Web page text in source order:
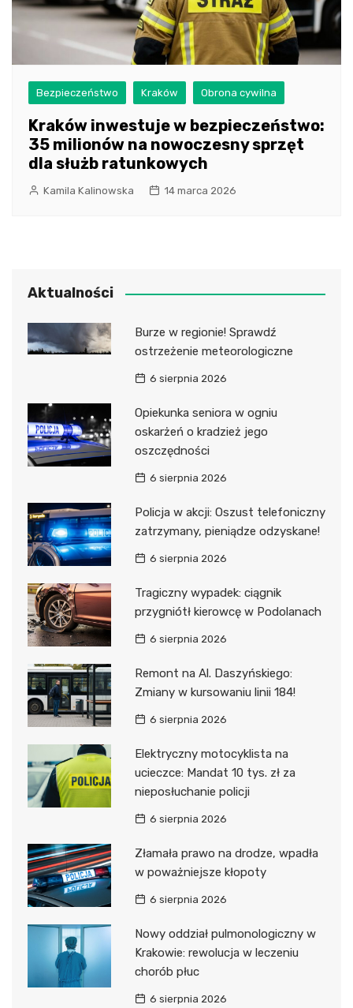
Bezpieczeństwo Kraków Obrona cywilna
Kraków inwestuje w bezpieczeństwo:
35 milionów na nowoczesny sprzęt
dla służb ratunkowych
Kamila Kalinowska 14 marca 2026
Aktualności
Burze w regionie! Sprawdź
ostrzeżenie meteorologiczne
6 sierpnia 2026
Opiekunka seniora w ogniu
oskarżeń o kradzież jego
oszczędności
6 sierpnia 2026
Policja w akcji: Oszust telefoniczny
zatrzymany, pieniądze odzyskane!
6 sierpnia 2026
Tragiczny wypadek: ciągnik
przygniótł kierowcę w Podolanach
6 sierpnia 2026
Remont na Al. Daszyńskiego:
Zmiany w kursowaniu linii 184!
6 sierpnia 2026
Elektryczny motocyklista na
ucieczce: Mandat 10 tys. zł za
nieposłuchanie policji
6 sierpnia 2026
Złamała prawo na drodze, wpadła
w poważniejsze kłopoty
6 sierpnia 2026
Nowy oddział pulmonologiczny w
Krakowie: rewolucja w leczeniu
chorób płuc
6 sierpnia 2026